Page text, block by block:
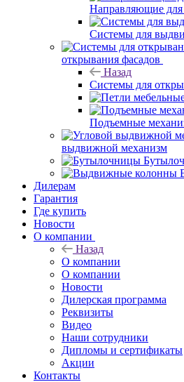
Направляющие
Системы для
открывания фасадов
Назад
Системы для
Подъемные
выдвижной механизм
Дилерам
Гарантия
Где купить
Новости
О компании
Назад
О компании
О компании
Новости
Дилерская программа
Реквизиты
Видео
Наши сотрудники
Дипломы и сертификаты
Акции
Контакты